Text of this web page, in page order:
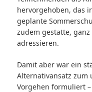
hervorgehoben, das
geplante
zudem gestatte,
adressieren.
Damit aber war ein
Alternativansatz zum
Vorgehen formuliert